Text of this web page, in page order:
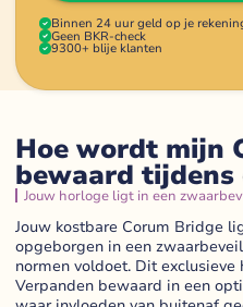
Binnen 24 uur geld op je
Geen BKR-check
9300+ blije klanten
Hoe wordt mijn
bewaard tijdens
Jouw horloge ligt in een
Jouw kostbare Corum Bridge
opgeborgen in een
normen voldoet. Dit
Verpanden bewaard in een